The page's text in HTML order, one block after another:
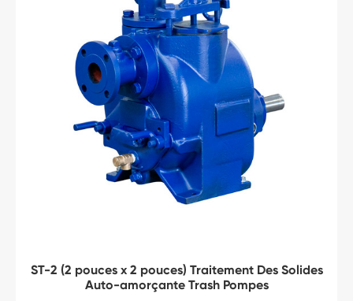
ST-2 (2 pouces x 2 pouces) Traitement Des Solides
Auto-amorçante Trash Pompes